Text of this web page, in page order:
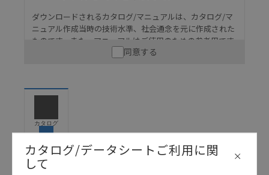
ダウンロードされるカタログ/マニュアルは、カタログ/マ
ニュアル作成当時の技術水準、社会通念を元に作成された
ものです。また、マニュアルはご使用のための参考用です
ので、ご使用にあたっての安全性については十分にご配慮
うな用途に使用される場合には、システム全体として
保できるよう設計されていること、および本製品が全
体の中で意図した用途に対して適切に配電・設置され
ていることを、必ず事前に確認してください。
カタログ/マニュアルに記載されているアプリケーショ
同意する
カタログ
カタログ/データシートご利用に関
して